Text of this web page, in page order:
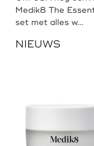
Medik8 The
set met alles w...
NIEUWS